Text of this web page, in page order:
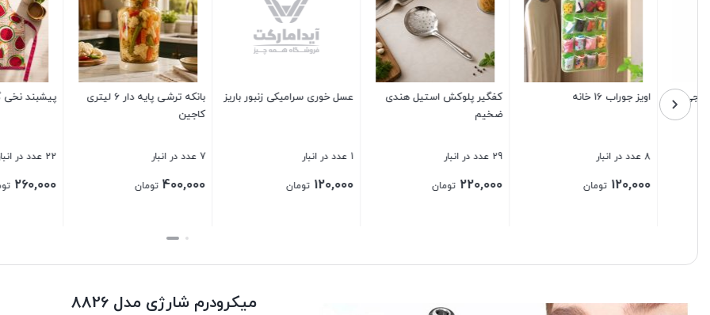
کفگیر پلوکش استیل هندی
ضخیم
220,000 تومان
عسل خوری سرامیکی زنبور باریز
تومان
بانکه ترشی پایه دار 6 لیتری
400,000 تومان
پیشبند نخی گلدار
260,000 تومان
اجیل خوری گلدوود
800,000 تومان
میکرودرم شارژی مدل 8826